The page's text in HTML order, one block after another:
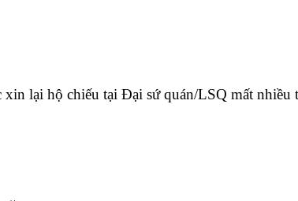
lại hộ chiếu tại Đại sứ quán/LSQ mất nhiều